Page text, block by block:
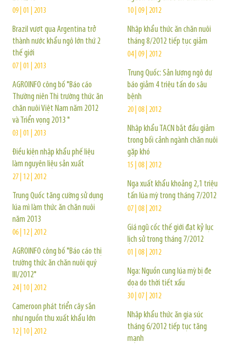
09 | 01 | 2013
Brazil vượt qua Argentina trở
thành nước khẩu ngô lớn thứ 2
thế giới
07 | 01 | 2013
AGROINFO công bố "Báo cáo
Thường niên Thị trường thức ăn
chăn nuôi Việt Nam năm 2012
và Triển vọng 2013 "
03 | 01 | 2013
Điều kiện nhập khẩu phế liệu
làm nguyên liệu sản xuất
27 | 12 | 2012
Trung Quốc tăng cường sử dụng
lúa mì làm thức ăn chăn nuôi
năm 2013
06 | 12 | 2012
AGROINFO công bố "Báo cáo thị
trường thức ăn chăn nuôi quý
III/2012"
24 | 10 | 2012
Cameroon phát triển cây sắn
như nguồn thu xuất khẩu lớn
12 | 10 | 2012
10 | 09 | 2012
Nhập khẩu thức ăn chăn nuôi
tháng 8/2012 tiếp tục giảm
04 | 09 | 2012
Trung Quốc: Sản lượng ngô dự
báo giảm 4 triệu tấn do sâu
bệnh
20 | 08 | 2012
Nhập khẩu TACN bắt đầu giảm
trong bối cảnh ngành chăn nuôi
gặp khó
15 | 08 | 2012
Nga xuất khẩu khoảng 2,1 triệu
tấn lúa mỳ trong tháng 7/2012
07 | 08 | 2012
Giá ngũ cốc thế giới đạt kỷ lục
lịch sử trong tháng 7/2012
01 | 08 | 2012
Nga: Nguồn cung lúa mỳ bị đe
dọa do thời tiết xấu
30 | 07 | 2012
Nhập khẩu thức ăn gia súc
tháng 6/2012 tiếp tục tăng
mạnh